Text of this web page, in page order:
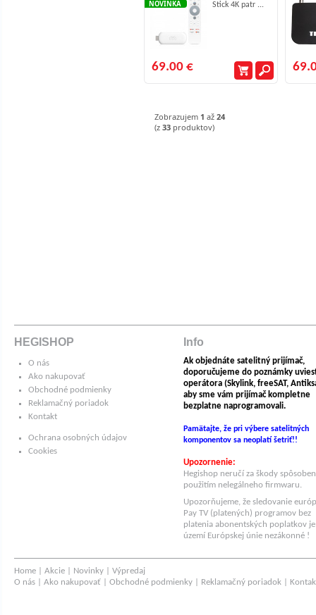
NOVINKA
Stick 4K patr ...
69.00 €
Zobrazujem 1 až 24
(z 33 produktov)
HEGISHOP
O nás
Ako nakupovať
Obchodné podmienky
Reklamačný poriadok
Kontakt
Ochrana osobných údajov
Cookies
Info
Ak objednáte satelitný prijímač,
doporučujeme do poznámky
operátora (Skylink, freeSAT,
aby sme vám prijímač kompletne
bezplatne naprogramovali.
Pamätajte, že pri výbere satelitných
komponentov sa neoplatí šetriť!!
Upozornenie:
Hegishop neručí za škody
použitím nelegálneho firmwaru.
Upozorňujeme, že sledovanie
Pay TV (platených) programov bez
platenia abonentských poplatkov
území Európskej únie nezákonné !
Home Akcie Novinky
Výpredaj
O nás
Ako nakupovať Obchodné podmienky Reklamačný poriadok